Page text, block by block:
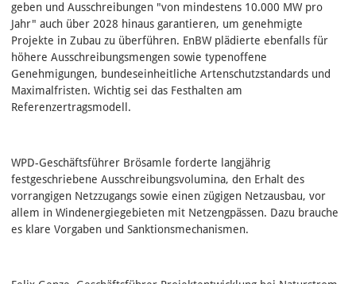
geben und Ausschreibungen "von mindestens 10.000 MW pro
Jahr" auch über 2028 hinaus garantieren, um genehmigte
Projekte in Zubau zu überführen. EnBW plädierte ebenfalls für
höhere Ausschreibungsmengen sowie typenoffene
Genehmigungen, bundeseinheitliche Artenschutzstandards und
Maximalfristen. Wichtig sei das Festhalten am
Referenzertragsmodell.
WPD-Geschäftsführer Brösamle forderte langjährig
festgeschriebene Ausschreibungsvolumina, den Erhalt des
vorrangigen Netzzugangs sowie einen zügigen Netzausbau, vor
allem in Windenergiegebieten mit Netzengpässen. Dazu brauche
es klare Vorgaben und Sanktionsmechanismen.